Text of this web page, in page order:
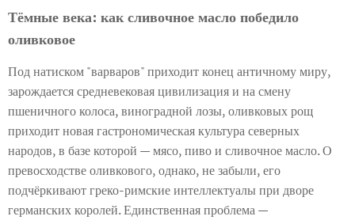
Тёмные века: как сливочное масло победило
оливковое
Под натиском "варваров" приходит конец античному миру,
зарождается средневековая цивилизация и на смену
пшеничного колоса, виноградной лозы, оливковых рощ
приходит новая гастрономическая культура северных
народов, в базе которой — мясо, пиво и сливочное масло. О
превосходстве оливкового, однако, не забыли, его
подчёркивают греко-римские интеллектуалы при дворе
германских королей. Единственная проблема —